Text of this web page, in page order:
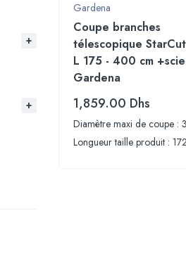
Gardena
Coupe branches
télescopique
L 175 - 400 cm
Gardena
1,859.00 Dhs
Diamètre maxi de coupe :
Longueur taille produit :